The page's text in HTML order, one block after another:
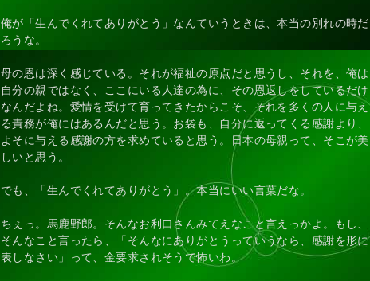
俺が「生んでくれてありがとう」なんていうときは、本当の別れの時だ
ろうな。
母の恩は深く感じている。それが福祉の原点だと思うし、それを、俺は
自分の親ではなく、ここにいる人達の為に、その恩返しをしているだけ
なんだよね。愛情を受けて育ってきたからこそ、それを多くの人に与え
る責務が俺にはあるんだと思う。お袋も、自分に返ってくる感謝より、
よそに与える感謝の方を求めていると思う。日本の母親って、そこが美
しいと思う。
でも、「生んでくれてありがとう」。本当にいい言葉だな。
ちぇっ。馬鹿野郎。そんなお利口さんみてえなこと言えっかよ。もし、
そんなこと言ったら、「そんなにありがとうっていうなら、感謝を形に
表しなさい」って、金要求されそうで怖いわ。